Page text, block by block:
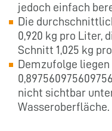
jedoch einfach
Die
0,920 kg pro Liter,
Schnitt 1,025 kg
Demzufolge
nicht sichtbar
Wasseroberfläche.